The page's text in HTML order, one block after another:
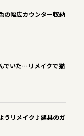
の幅広カウンター収納
でいた…リメイクで猫
うリメイク♪建具のガ